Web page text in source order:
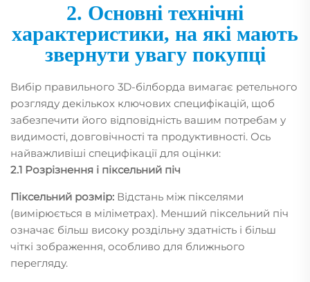
2. Основні технічні
характеристики, на які мають
звернути увагу покупці
Вибір правильного 3D-білборда вимагає ретельного
розгляду декількох ключових специфікацій, щоб
забезпечити його відповідність вашим потребам у
видимості, довговічності та продуктивності. Ось
найважливіші специфікації для оцінки:
2.1 Розрізнення і піксельний піч
Піксельний розмір: Відстань між пікселями
(вимірюється в міліметрах). Менший піксельний піч
означає більш високу роздільну здатність і більш
чіткі зображення, особливо для ближнього
перегляду.